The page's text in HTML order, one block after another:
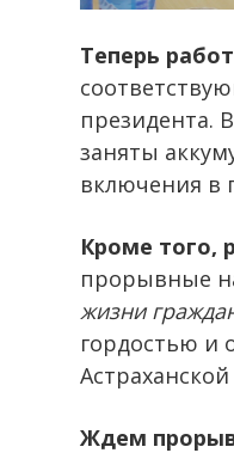
Теперь
президента.
заняты
включения в
Кроме того,
прорывные
жизни
гордостью и
Ждем